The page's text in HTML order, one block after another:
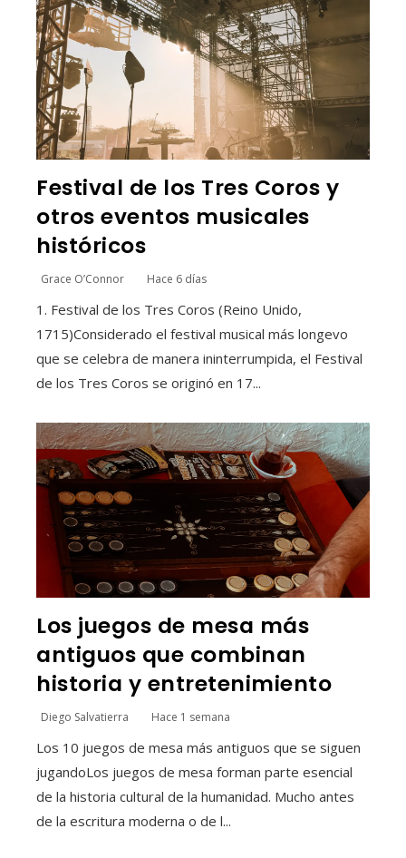
Festival de los Tres Coros y
otros eventos musicales
históricos
Grace O’Connor Hace 6 días
1. Festival de los Tres Coros (Reino Unido,
1715)Considerado el festival musical más longevo
que se celebra de manera ininterrumpida, el Festival
de los Tres Coros se originó en 17...
Los juegos de mesa más
antiguos que combinan
historia y entretenimiento
Diego Salvatierra Hace 1 semana
Los 10 juegos de mesa más antiguos que se siguen
jugandoLos juegos de mesa forman parte esencial
de la historia cultural de la humanidad. Mucho antes
de la escritura moderna o de l...